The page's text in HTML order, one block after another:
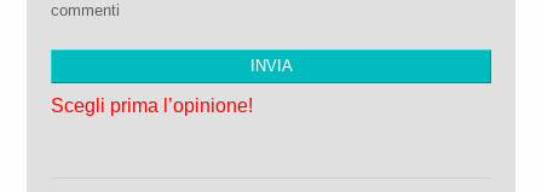
commenti
Scegli prima l’opinione!